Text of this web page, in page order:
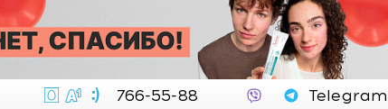
766-55-88